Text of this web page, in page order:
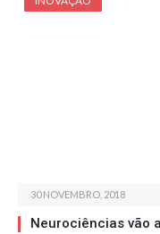
30 NOVEMBRO, 2018
Neurociências vão